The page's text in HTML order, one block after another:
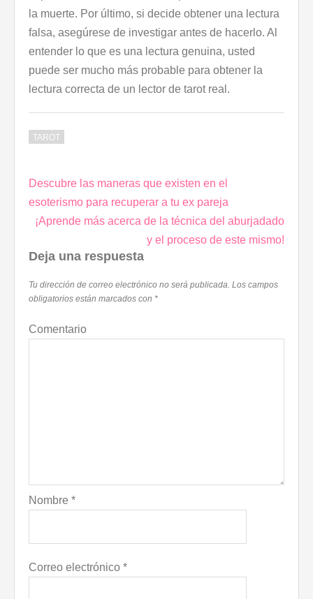
la muerte. Por último, si decide obtener una lectura
falsa, asegúrese de investigar antes de hacerlo. Al
entender lo que es una lectura genuina, usted
puede ser mucho más probable para obtener la
lectura correcta de un lector de tarot real.
TAROT
Navegación
de
entradas
Descubre las maneras que existen en el
esoterismo para recuperar a tu ex pareja
¡Aprende más acerca de la técnica del aburjadado
y el proceso de este mismo!
Deja una respuesta
Tu dirección de correo electrónico no será publicada. Los campos
obligatorios están marcados con *
Comentario
Nombre *
Correo electrónico *